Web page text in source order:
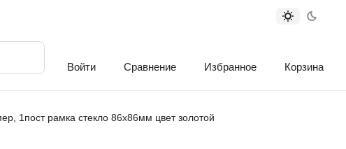
Войти Сравнение Избранное Корзина
1пост рамка стекло 86х86мм цвет золотой